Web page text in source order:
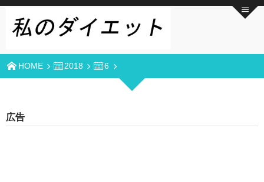
HOME 2018 6
広告